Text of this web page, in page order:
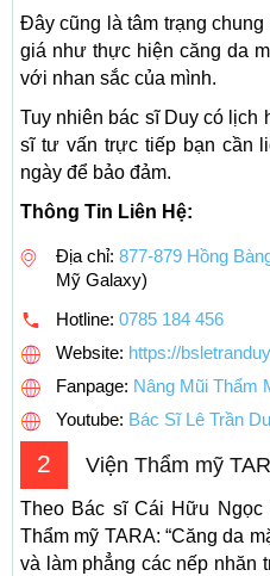
Đây cũng là tâm trạng
giá như thực hiện căng da
với nhan sắc của mình.
Tuy nhiên bác sĩ Duy có lịch
sĩ tư vấn trực tiếp bạn cần
ngày để bảo đảm.
Thông Tin Liên Hệ:
Địa chỉ: 877-879 Hồng
Mỹ Galaxy)
Hotline: 0785 184 456
Website: https://
Fanpage: Nâng Mũi Thẩm
Youtube: Bác Sĩ Lê Trần
2 Viện Thẩm mỹ
Theo Bác sĩ Cái Hữu Ngọc
Thẩm mỹ TARA: “Căng da
và làm phẳng các nếp nhăn